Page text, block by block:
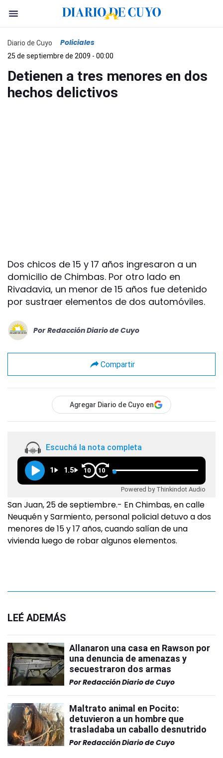
Diario de Cuyo Policiales
25 de septiembre de 2009 - 00:00
Detienen a tres menores en dos
hechos delictivos
Dos chicos de 15 y 17 años ingresaron a un
domicilio de Chimbas. Por otro lado en
Rivadavia, un menor de 15 años fue detenido
por sustraer elementos de dos automóviles.
Por Redacción Diario de Cuyo
Compartir
Agregar Diario de Cuyo en
Escuchá la nota completa
1 1.5 10 10
Powered by Thinkindot Audio
San Juan, 25 de septiembre.- En Chimbas, en calle
Neuquén y Sarmiento, personal policial detuvo a dos
menores de 15 y 17 años, cuando salían de una
vivienda luego de robar algunos elementos.
LEÉ ADEMÁS
Allanaron una casa en Rawson por
una denuncia de amenazas y
secuestraron dos armas
PorRedacción Diario de Cuyo
Maltrato animal en Pocito:
detuvieron a un hombre que
trasladaba un caballo desnutrido
PorRedacción Diario de Cuyo